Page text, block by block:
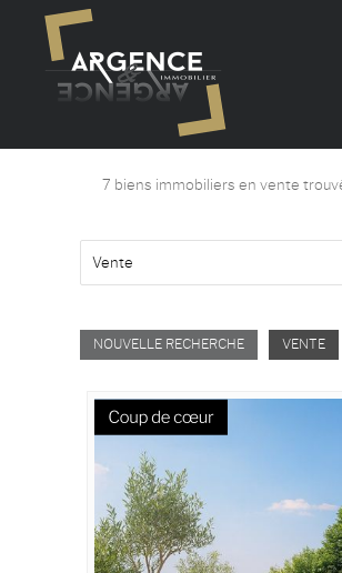
7 biens immobiliers en vente
Vente
NOUVELLE RECHERCHE VENTE